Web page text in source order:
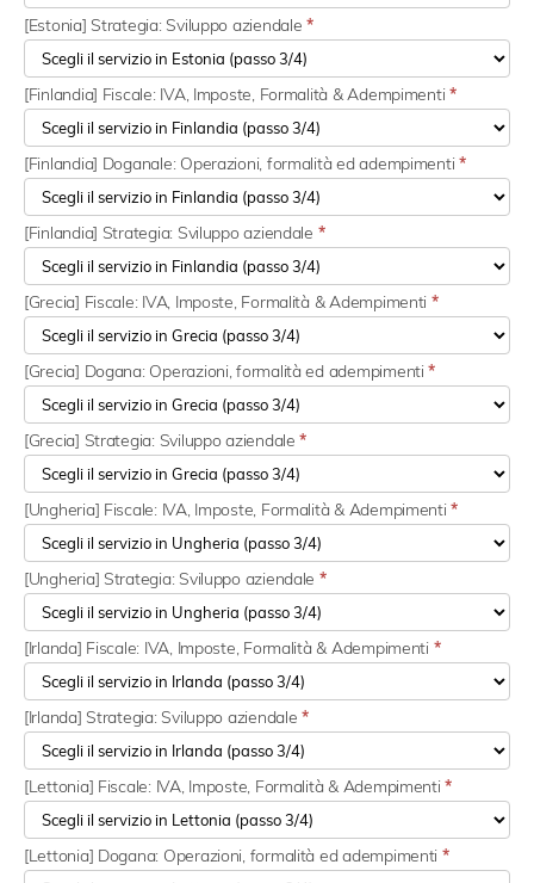
[Estonia] Strategia: Sviluppo aziendale*
[Finlandia] Fiscale: IVA, Imposte, Formalità & Adempimenti*
[Finlandia] Doganale: Operazioni, formalità ed adempimenti*
[Finlandia] Strategia: Sviluppo aziendale *
[Grecia] Fiscale: IVA, Imposte, Formalità & Adempimenti *
[Grecia] Dogana: Operazioni, formalità ed adempimenti*
[Grecia] Strategia: Sviluppo aziendale*
[Ungheria] Fiscale: IVA, Imposte, Formalità & Adempimenti*
[Ungheria] Strategia: Sviluppo aziendale *
[Irlanda] Fiscale: IVA, Imposte, Formalità & Adempimenti *
[Irlanda] Strategia: Sviluppo aziendale*
[Lettonia] Fiscale: IVA, Imposte, Formalità & Adempimenti*
[Lettonia] Dogana: Operazioni, formalità ed adempimenti *